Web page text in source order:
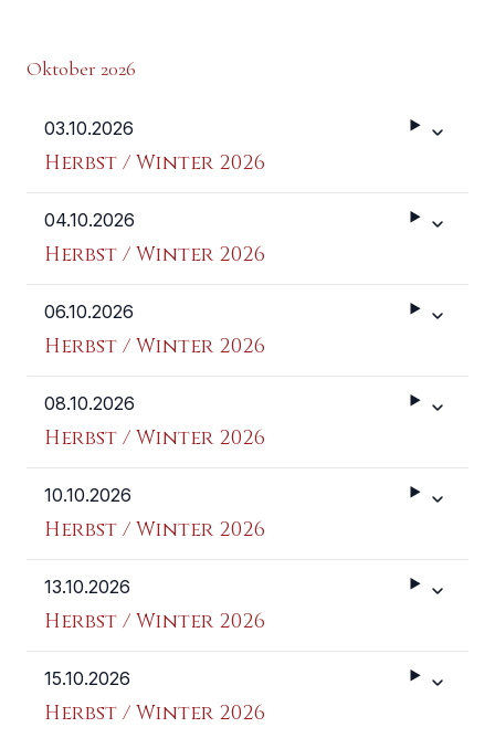
Oktober 2026
03.10.2026
Herbst / Winter 2026
Weitere
04.10.2026
Herbst / Winter 2026
Weitere
06.10.2026
Herbst / Winter 2026
Weitere
08.10.2026
Herbst / Winter 2026
Weitere
10.10.2026
Herbst / Winter 2026
Weitere
13.10.2026
Herbst / Winter 2026
Weitere
15.10.2026
Herbst / Winter 2026
Weitere